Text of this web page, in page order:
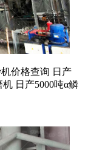
价格查询 日产
日产5000吨α鳞